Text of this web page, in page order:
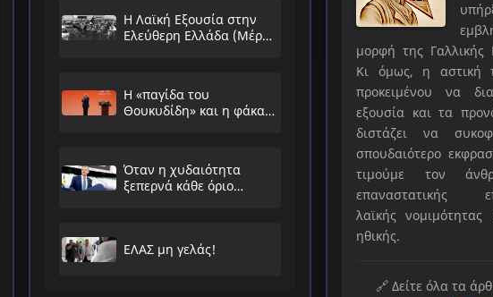
Η Λαϊκή Εξουσία στην
Ελεύθερη Ελλάδα (Μέρος
Η «παγίδα του
Θουκυδίδη» και η φάκα
Όταν η χυδαιότητα
ξεπερνά κάθε όριο…
ΕΛΑΣ μη γελάς!
μορφή της Γαλλικής
Κι όμως, η αστική
προκειμένου να
εξουσία και τα
διστάζει να
σπουδαιότερο
τιμούμε τον
επαναστατικής
λαϊκής νομιμότητας
ηθικής.
🔗 Δείτε όλα τα